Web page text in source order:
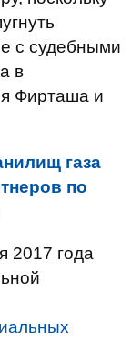
с судебными
в
Фирташа и
газа
по
2017 года